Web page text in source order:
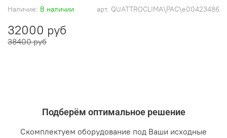
арт. QUATTROCLIMA\PAC\e00423486
Наличие: В наличии
32000 руб
38400 руб
Подберём оптимальное решение
Скомплектуем оборудование под Ваши исходные